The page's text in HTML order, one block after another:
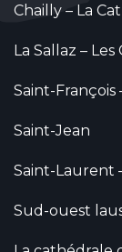
Chailly – La
La Sallaz –
Saint-François
Saint-Jean
Saint-Laurent
Sud-ouest